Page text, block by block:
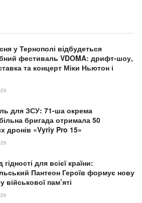
у Тернополі відбудеться
фестиваль VDOMA: дрифт-шоу,
та концерт Міки Ньютон і
для ЗСУ: 71-ша окрема
бригада отримала 50
дронів «Vyriy Pro 15»
для всієї країни:
Пантеон Героїв формує нову
військової пам’яті